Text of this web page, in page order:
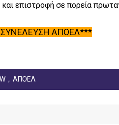
επιστροφή σε πορεία
ΣΥΝΕΛΕΥΣΗ ΑΠΟΕΛ***
, ΑΠΟΕΛ